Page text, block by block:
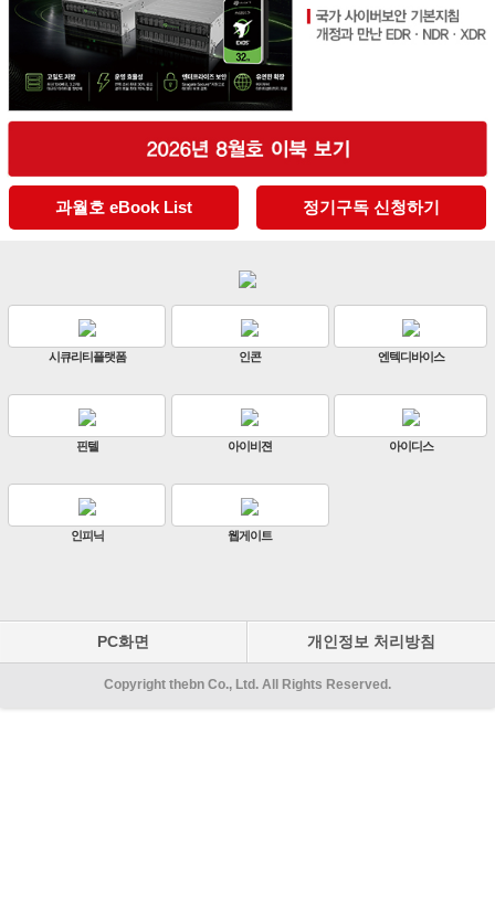
과월호 eBook List 정기구독 신청하기
판빌코리아 하이크비전 한화비전
ZKTeco 비엔에스테크 엔토스정보통신
원우이엔지 지인테크
PC화면 개인정보 처리방침
Copyright thebn Co., Ltd. All Rights Reserved.